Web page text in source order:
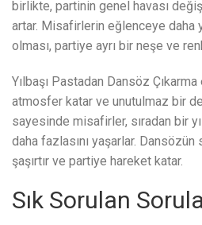
birlikte, partinin genel havası
artar. Misafirlerin eğlenceye daha
olması, partiye ayrı bir neşe ve
Yılbaşı Pastadan Dansöz
atmosfer katar ve unutulmaz bir
sayesinde misafirler, sıradan bir
daha fazlasını yaşarlar. Dansözün
şaşırtır ve partiye hareket katar.
Sık Sorulan